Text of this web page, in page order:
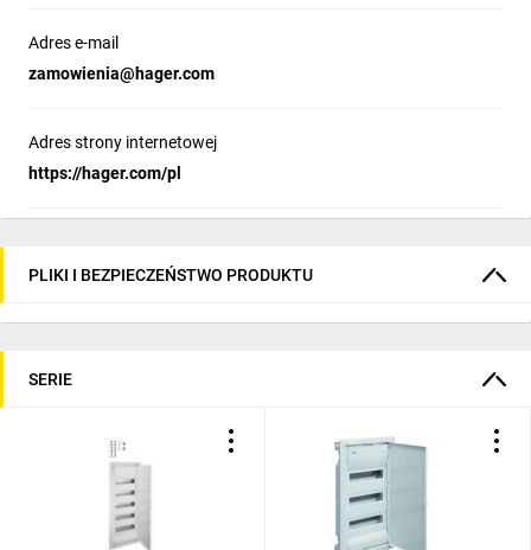
Adres e-mail
zamowienia@hager.com
Adres strony internetowej
https://hager.com/pl
PLIKI I BEZPIECZEŃSTWO PRODUKTU
SERIE